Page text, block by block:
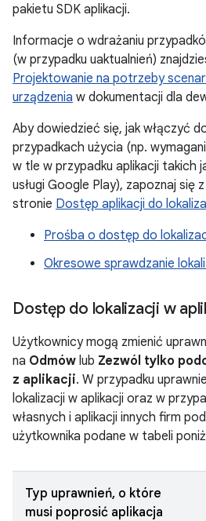
pakietu SDK aplikacji.
Informacje o wdrażaniu
(w przypadku uaktualnień)
Projektowanie na potrzeby
urządzenia w dokumentacji dla
Aby dowiedzieć się, jak włączyć
przypadkach użycia (np.
w tle w przypadku aplikacji takich
usługi Google Play), zapoznaj się
stronie Dostęp aplikacji do
Prośba o dostęp do
Okresowe sprawdzanie
Dostęp do lokalizacji w
Użytkownicy mogą zmienić
na Odmów lub Zezwól tylko
z aplikacji. W przypadku
lokalizacji w aplikacji oraz w
własnych i aplikacji innych firm
użytkownika podane w tabeli
Typ uprawnień, o które
musi poprosić aplikacja